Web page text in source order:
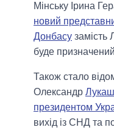
Мінську Ірина
новий
Донбасу замість
буде
Також стало
Олександр
президентом
вихід із СНД та